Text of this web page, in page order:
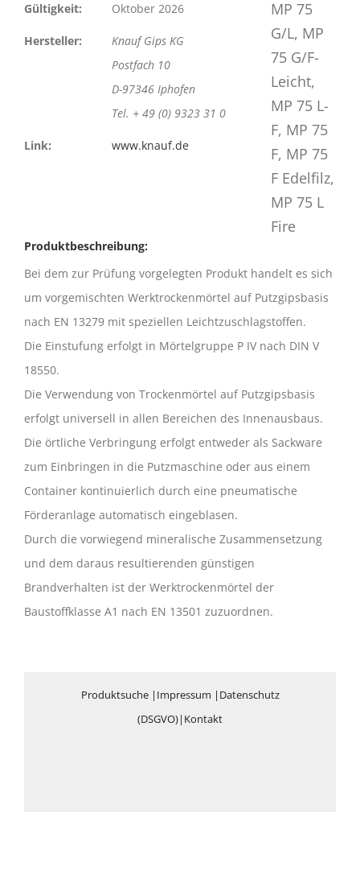
Gültigkeit: Oktober 2026
Hersteller:
Knauf Gips KG
Postfach 10
D-97346 Iphofen
Tel. + 49 (0) 9323 31 0
Link: www.knauf.de
Produktbeschreibung:
Bei dem zur Prüfung vorgelegten Produkt handelt es sich
um vorgemischten Werktrockenmörtel auf Putzgipsbasis
nach EN 13279 mit speziellen Leichtzuschlagstoffen.
Die Einstufung erfolgt in Mörtelgruppe P IV nach DIN V
18550.
Die Verwendung von Trockenmörtel auf Putzgipsbasis
erfolgt universell in allen Bereichen des Innenausbaus.
Die örtliche Verbringung erfolgt entweder als Sackware
zum Einbringen in die Putzmaschine oder aus einem
Container kontinuierlich durch eine pneumatische
Förderanlage automatisch eingeblasen.
Durch die vorwiegend mineralische Zusammensetzung
und dem daraus resultierenden günstigen
Brandverhalten ist der Werktrockenmörtel der
Baustoffklasse A1 nach EN 13501 zuzuordnen.
Produktsuche| Impressum | Datenschutz
(DSGVO)| Kontakt